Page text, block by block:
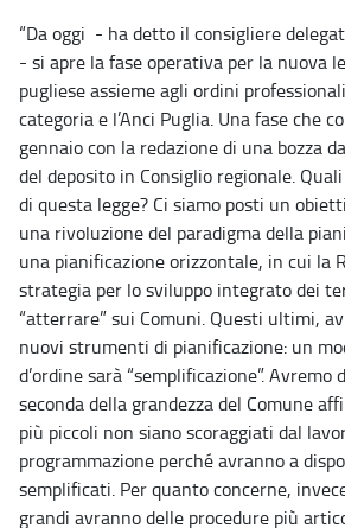
“Da oggi - ha detto il consigliere
- si apre la fase operativa per la nuova
pugliese assieme agli ordini
categoria e l’Anci Puglia. Una fase che
gennaio con la redazione di una bozza
del deposito in Consiglio regionale.
di questa legge? Ci siamo posti un
una rivoluzione del paradigma della
una pianificazione orizzontale, in cui la
strategia per lo sviluppo integrato dei
“atterrare” sui Comuni. Questi ultimi,
nuovi strumenti di pianificazione: un
d’ordine sarà “semplificazione”. Avremo
seconda della grandezza del Comune
più piccoli non siano scoraggiati dal
programmazione perché avranno a
semplificati. Per quanto concerne,
grandi avranno delle procedure più